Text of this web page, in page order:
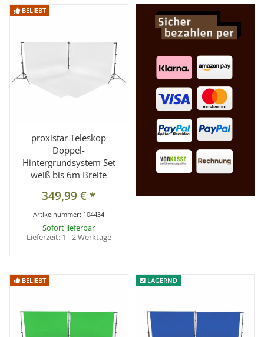
BELIEBT
BELIEBT
proxistar Teleskop
Doppel-
Hintergrundsystem Set
weiß bis 6m Breite
349,99 €*
Artikelnummer: 104434
Sofort lieferbar
Lieferzeit: 1 - 2 Werktage
BELIEBT
BELIEBT LAGERND
LAGERND